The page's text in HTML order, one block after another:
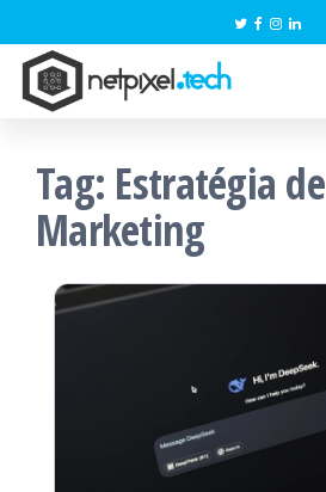
para
Tag: Estratégia de
Marketing